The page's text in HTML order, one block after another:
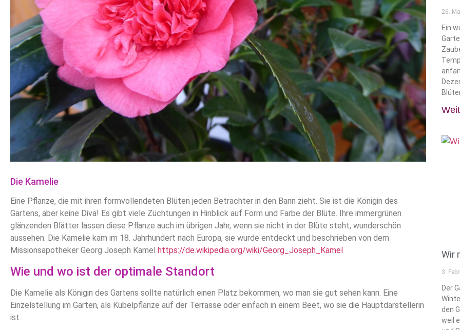
Die Kamelie
Eine Pflanze, die mit ihren formvollendeten Blüten jeden Betrachter in den Bann zieht. Sie ist die Königin des
Gartens, aber keine Diva! Es gibt viele Züchtungen in Hinblick auf Form und Farbe der Blüte. Ihre immergrünen
glänzenden Blätter lassen diese Pflanze auch im übrigen Jahr, wenn sie nicht in der Blüte steht, wunderschön
aussehen. Die Kamelie kam im 18. Jahrhundert nach Europa, sie wurde entdeckt und beschrieben von dem
Missionsapotheker Georg Joseph Kamel https://de.wikipedia.org/wiki/Georg_Joseph_Kamel
Wie und wo ist der optimale Standort
Die Kamelie als Königin des Gartens sollte natürlich einen Platz bekommen, wo man sie gut sehen kann. Eine
Einzelstellung im Garten, als Kübelpflanze auf der Terrasse oder einfach in einem Beet, wo sie die Hauptdarstellerin
ist.
26.
Ein
Wir
3.
Der
den
weil